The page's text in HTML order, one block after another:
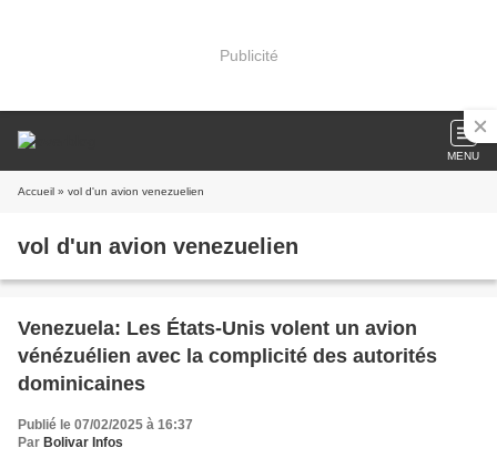
Publicité
MENU
Accueil » vol d'un avion venezuelien
vol d'un avion venezuelien
Venezuela: Les États-Unis volent un avion
vénézuélien avec la complicité des autorités
dominicaines
Publié le 07/02/2025 à 16:37
Par Bolivar Infos